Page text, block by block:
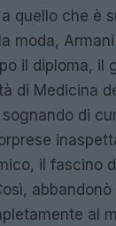
quello che è
moda,
il diploma, il
di Medicina
di
il fascino
al